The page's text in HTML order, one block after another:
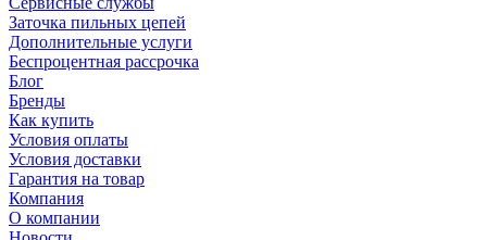
Заточка пильных цепей
Дополнительные услуги
Беспроцентная рассрочка
Блог
Бренды
Как купить
Условия оплаты
Условия доставки
Гарантия на товар
Компания
О компании